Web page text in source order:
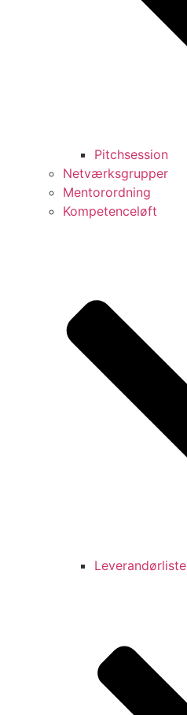
Pitchsession
Netværksgrupper
Mentorordning
Kompetenceløft
Leverandørliste